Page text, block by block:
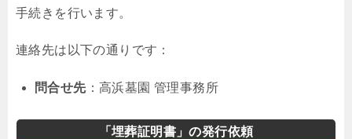
手続きを行います。
連絡先は以下の通りです：
問合せ先：高浜墓園 管理事務所
「埋葬証明書」の発行依頼